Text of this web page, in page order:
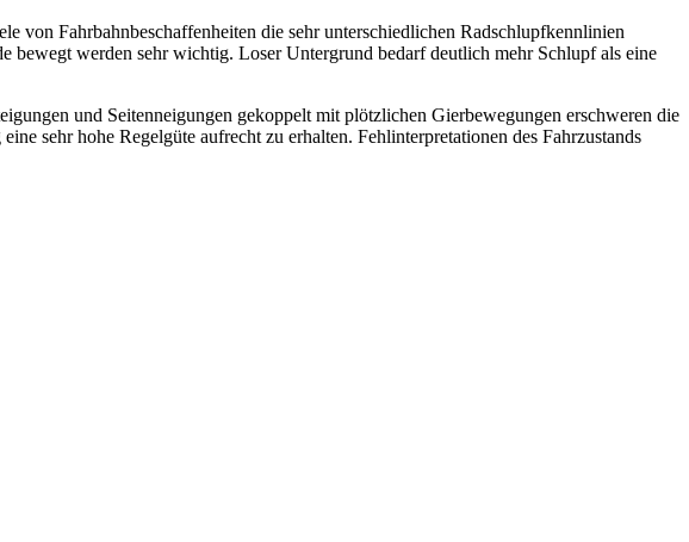
von Fahrbahnbeschaffenheiten die sehr unterschiedlichen Radschlupfkennlinien
bewegt werden sehr wichtig. Loser Untergrund bedarf deutlich mehr Schlupf als eine
und Seitenneigungen gekoppelt mit plötzlichen Gierbewegungen erschweren die
sehr hohe Regelgüte aufrecht zu erhalten. Fehlinterpretationen des Fahrzustands